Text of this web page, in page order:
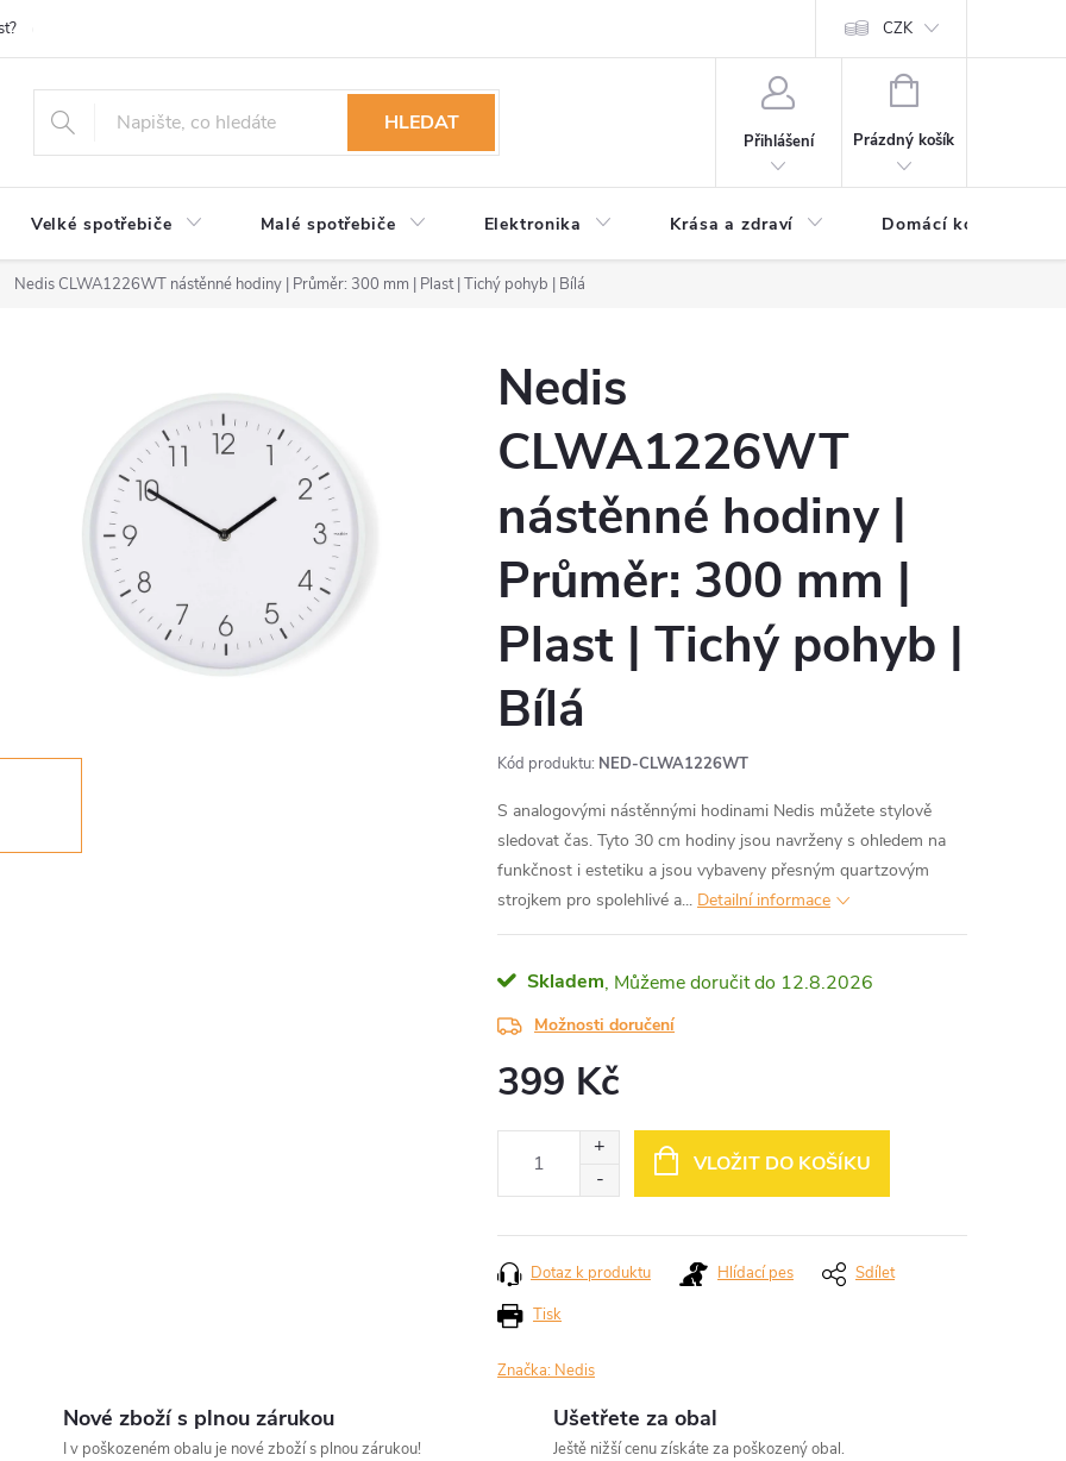
Prohlášení o ochraně osobních údajů
CZK
HLEDAT
Přihlášení
NÁKUPNÍ
Prázdný košík
Velké spotřebiče Malé spotřebiče Elektronika Krása a zdraví Domácí komfort
Nedis CLWA1226WT nástěnné hodiny | Průměr: 300 mm | Plast | Tichý pohyb | Bílá
Nedis
CLWA1226WT
nástěnné hodiny |
Průměr: 300 mm |
Plast | Tichý pohyb |
Bílá
Kód produktu: NED-CLWA1226WT
S analogovými nástěnnými hodinami Nedis můžete stylově
sledovat čas. Tyto 30 cm hodiny jsou navrženy s ohledem na
funkčnost i estetiku a jsou vybaveny přesným quartzovým
strojkem pro spolehlivé a... Detailní informace
Skladem 12.8.2026
Možnosti doručení
399 Kč
VLOŽIT DO KOŠÍKU
Tisk
Dotaz k produktu Hlídací pes Sdílet
Značka: Nedis
Nové zboží s plnou zárukou
I v poškozeném obalu je nové zboží s plnou zárukou!
Ušetřete za obal
Ještě nižší cenu získáte za poškozený obal.